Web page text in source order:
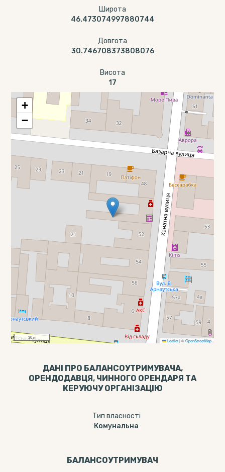
Широта
46.473074997880744
Довгота
30.746708373808076
Висота
17
+
−
30 m
Leaflet |©OpenStreetMap
ДАНІ ПРО БАЛАНСОУТРИМУВАЧА,
ОРЕНДОДАВЦЯ, ЧИННОГО ОРЕНДАРЯ ТА
КЕРУЮЧУ ОРГАНІЗАЦІЮ
Тип власності
Комунальна
БАЛАНСОУТРИМУВАЧ